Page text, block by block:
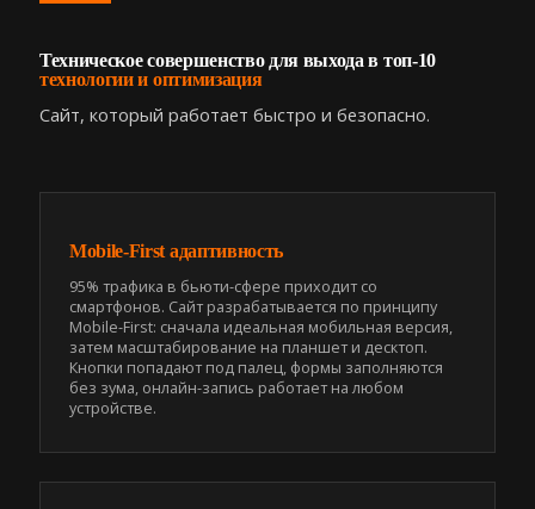
Техническое совершенство для выхода в топ-10
технологии и оптимизация
Сайт, который работает быстро и безопасно.
Mobile-First адаптивность
95% трафика в бьюти-сфере приходит со
смартфонов. Сайт разрабатывается по принципу
Mobile-First: сначала идеальная мобильная версия,
затем масштабирование на планшет и десктоп.
Кнопки попадают под палец, формы заполняются
без зума, онлайн-запись работает на любом
устройстве.